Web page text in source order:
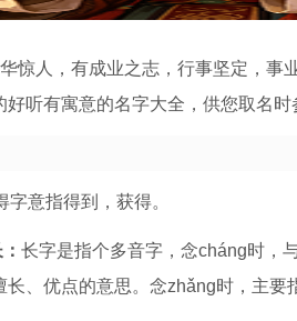
惊人，有成业之志，行事坚定，事
听有寓意的名字大全，供您取名时
字意指得到，获得。
长字是指个多音字，念cháng时，
、优点的意思。念zhǎng时，主要